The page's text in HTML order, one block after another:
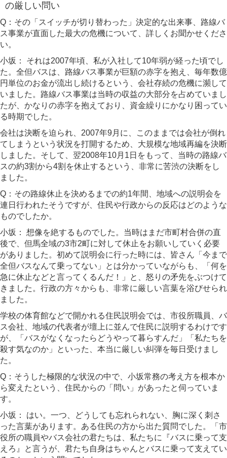
の厳しい問い
Q：その「スイッチが切り替わった」決定的な出来事、路線バ
ス事業が直面した最大の危機について、詳しくお聞かせくださ
い。
小坂：
それは2007年頃、私が入社して10年弱が経った頃でし
た。全但バスは、路線バス事業が巨額の赤字を抱え、毎年数億
円単位のお金が流出し続けるという、会社存続の危機に瀕して
いました。路線バス事業は当時の収益の大部分を占めていまし
たが、かなりの赤字を抱えており、資金繰りにかなり困ってい
る時期でした。
会社は決断を迫られ、2007年9月に、このままでは会社が倒れ
てしまうという状況を打開するため、大規模な地域再編を決断
しました。そして、翌2008年10月1日をもって、当時の路線バ
スの約3割から4割を休止するという、非常に苦渋の決断をし
ました。
Q：その路線休止を決めるまでの約1年間、地域への説明会を
連日行われたそうですが、住民や行政からの反応はどのような
ものでしたか。
小坂：
想像を絶するものでした。当時はまだ市町村合併の直
後で、但馬全域の3市2町に対して休止をお願いしていく必要
がありました。初めて説明会に行った時には、皆さん「今まで
全但バスなんて乗ってない」とは分かっていながらも、「何を
急に休止などと言ってくるんだ！」と、怒りの矛先をぶつけて
きました。行政の方々からも、非常に厳しい言葉を浴びせられ
ました。
学校の体育館などで開かれる住民説明会では、市役所職員、バ
ス会社、地域の代表者が壇上に並んで住民に説明するわけです
が、「バスがなくなったらどうやって暮らすんだ」「私たちを
殺す気なのか」といった、本当に厳しい糾弾を毎日受けまし
た。
Q：そうした極限的な状況の中で、小坂常務の考え方を根本か
ら変えたという、住民からの「問い」があったと伺っていま
す。
小坂：
はい。一つ、どうしても忘れられない、胸に深く刺さ
った言葉があります。ある住民の方から出た質問でした。「市
役所の職員やバス会社の君たちは、私たちに『バスに乗って支
えろ』と言うが、君たち自身はちゃんとバスに乗って支えてい